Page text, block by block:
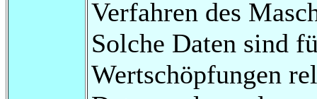
Verfahren des
Solche Daten sind
Wertschöpfungen